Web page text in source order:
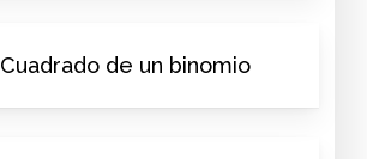
Cuadrado de un binomio